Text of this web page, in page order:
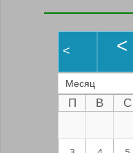
< <
Месяц
П В С